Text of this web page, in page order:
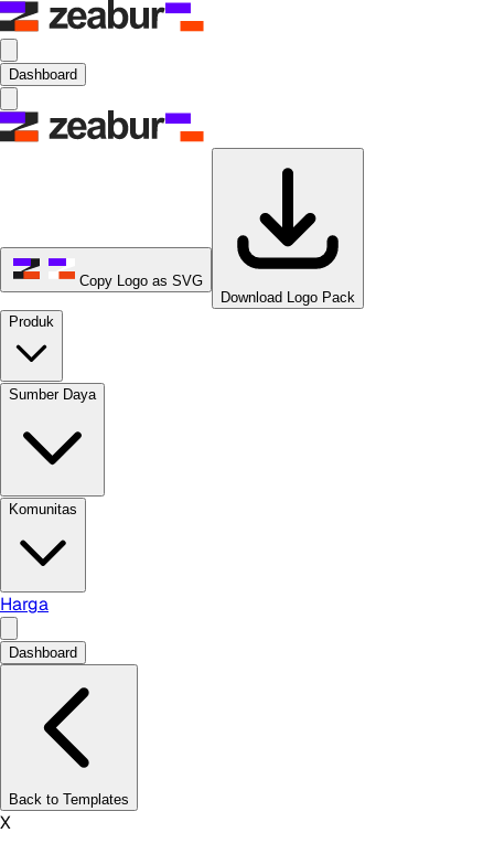
Dashboard
Copy Logo as SVG
Download Logo Pack
Produk
Sumber Daya
Komunitas
Harga
Dashboard
Back to Templates
X